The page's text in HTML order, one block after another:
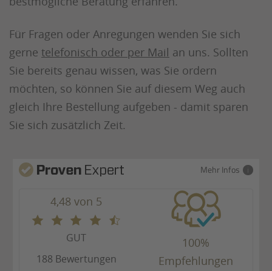
Für Fragen oder Anregungen wenden Sie sich
gerne telefonisch oder per Mail an uns. Sollten
Sie bereits genau wissen, was Sie ordern
möchten, so können Sie auf diesem Weg auch
gleich Ihre Bestellung aufgeben - damit sparen
Sie sich zusätzlich Zeit.
Mehr Infos
4,48 von 5
GUT
188 Bewertungen
100%
Empfehlungen